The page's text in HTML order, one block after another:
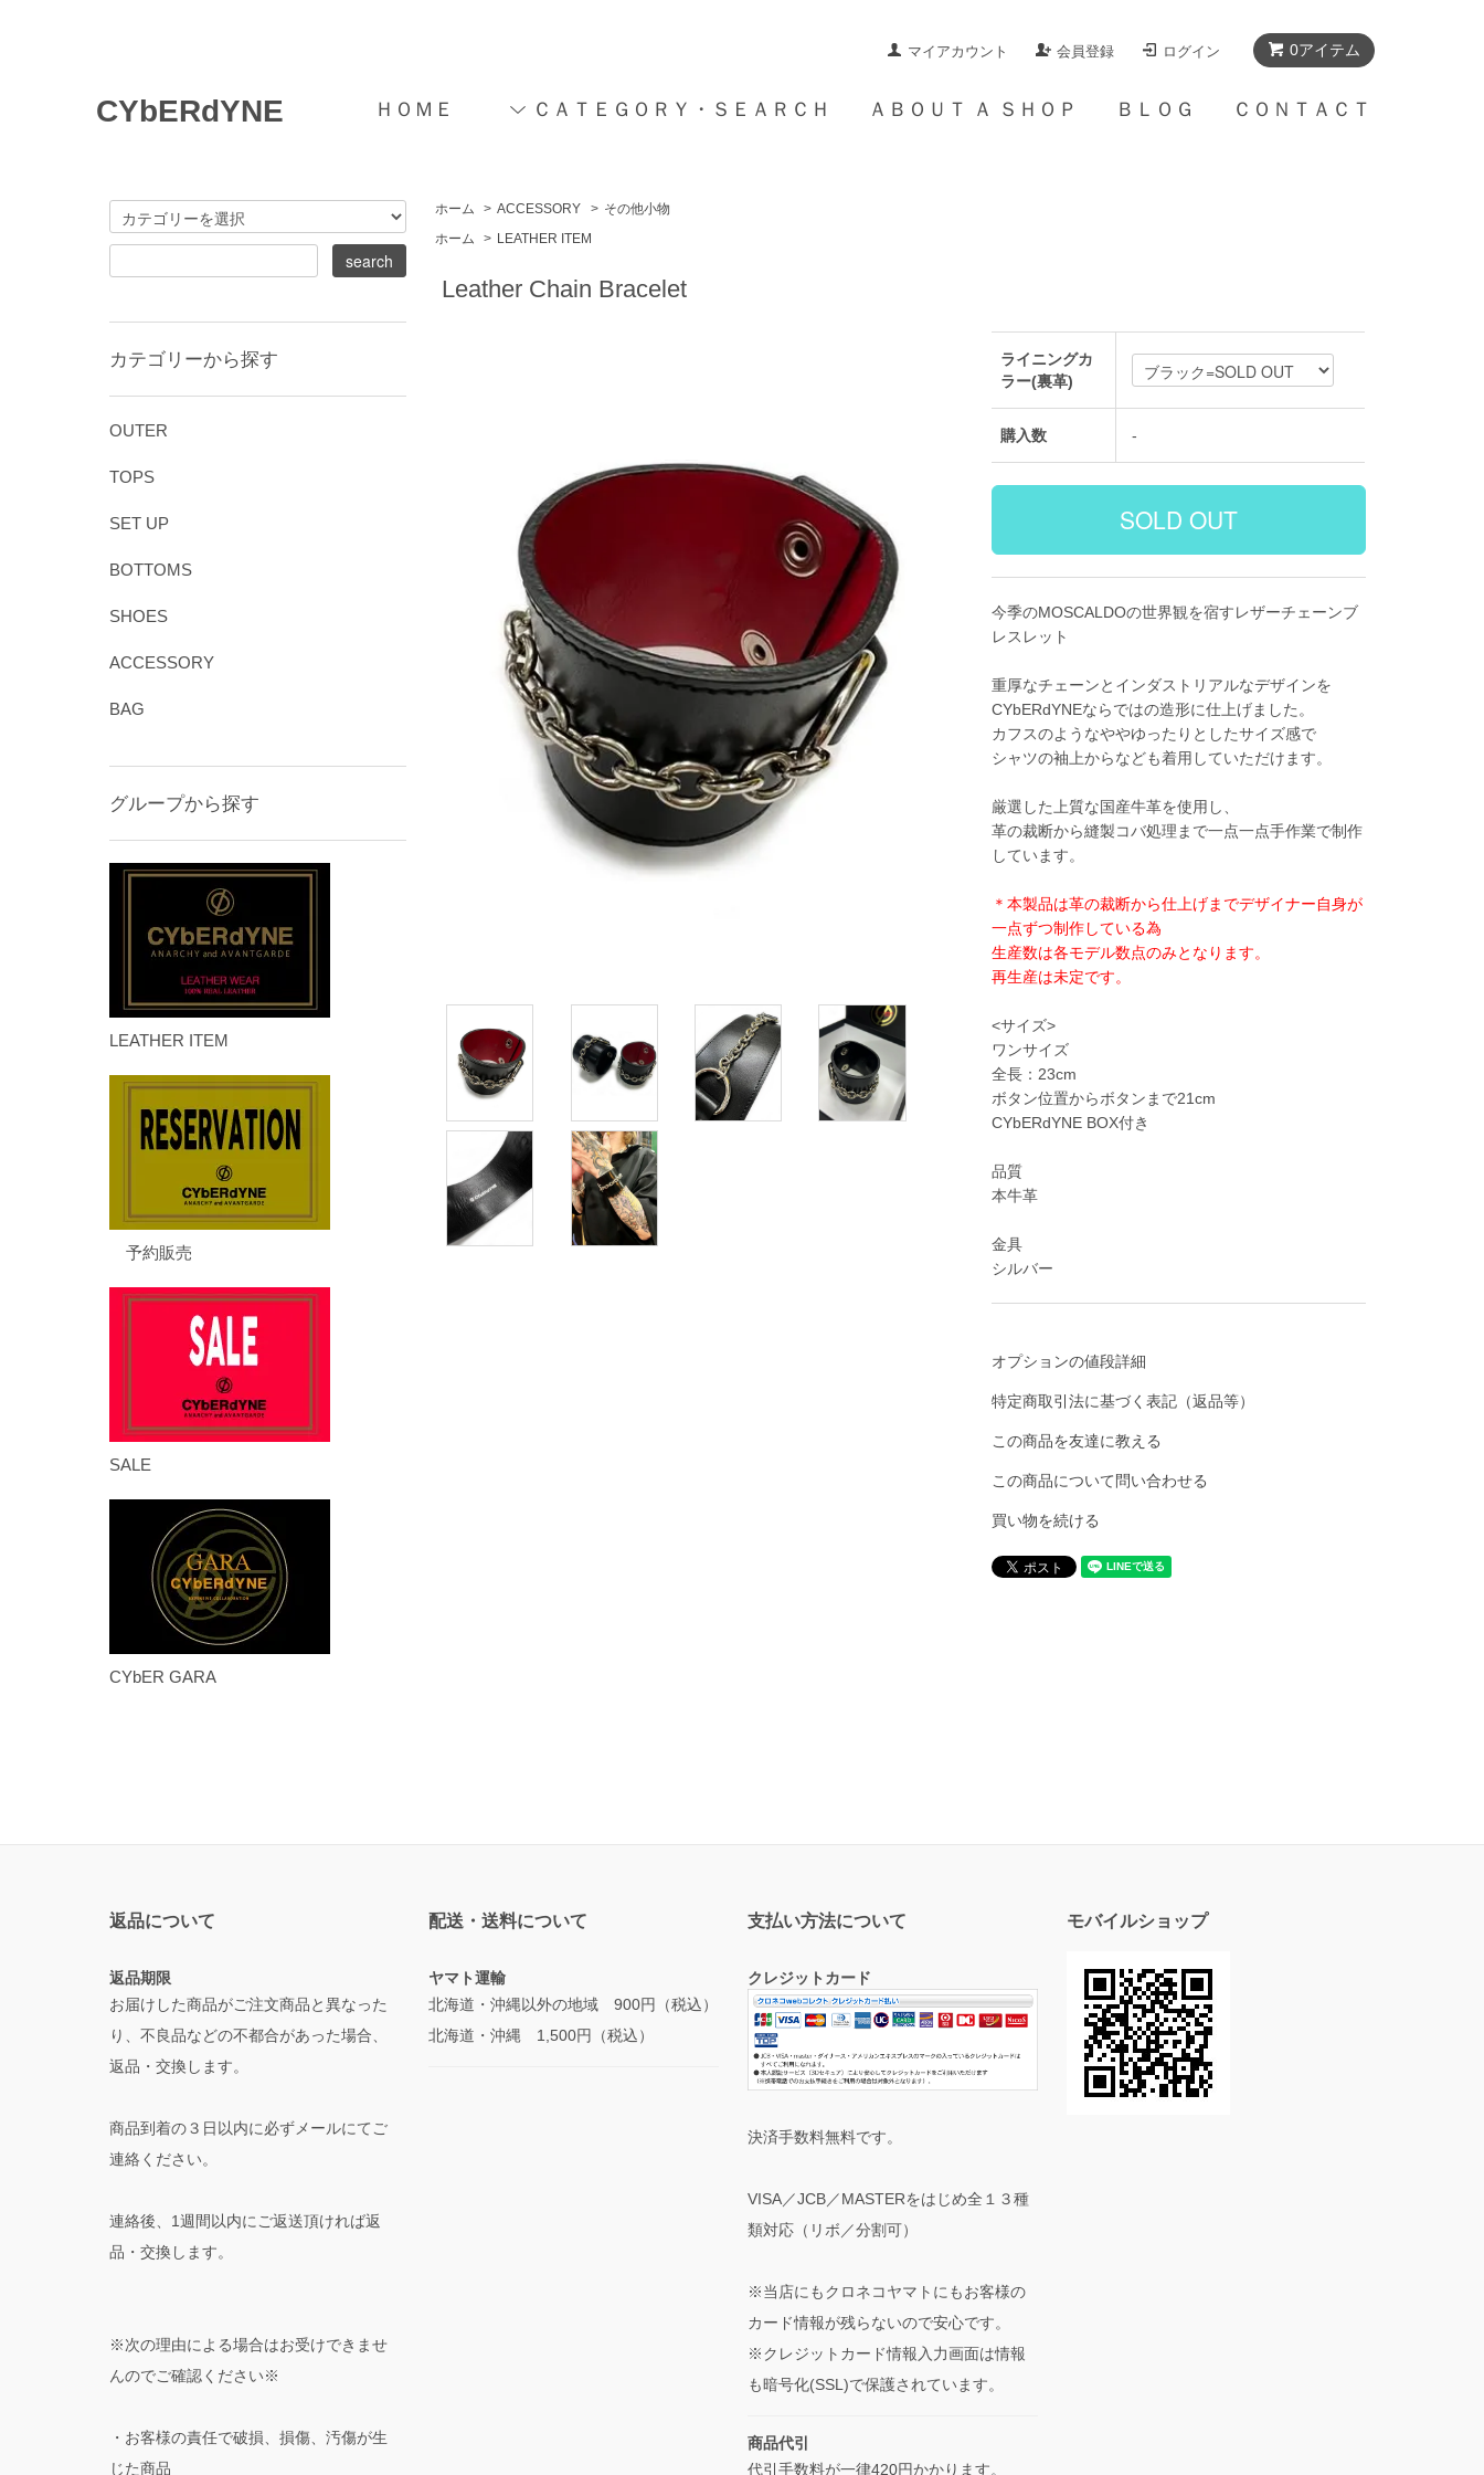
0アイテム
マイアカウント 会員登録 ログイン
ＨＯＭＥ ＣＡＴＥＧＯＲＹ・ＳＥＡＲＣＨ ＡＢＯＵＴ Ａ ＳＨＯＰ ＢＬＯＧ ＣＯＮＴＡＣＴ
CYbERdYNE
ホーム > ACCESSORY > その他小物
ホーム
> LEATHER ITEM
Leather Chain Bracelet
ライニングカ
ラー(裏革)
購入数 -
今季のMOSCALDOの世界観を宿すレザーチェーンブ
レスレット
重厚なチェーンとインダストリアルなデザインを
CYbERdYNEならではの造形に仕上げました。
カフスのようなややゆったりとしたサイズ感で
シャツの袖上からなども着用していただけます。
厳選した上質な国産牛革を使用し、
革の裁断から縫製コバ処理まで一点一点手作業で制作
しています。
＊本製品は革の裁断から仕上げまでデザイナー自身が
一点ずつ制作している為
生産数は各モデル数点のみとなります。
再生産は未定です。
<サイズ>
ワンサイズ
全長：23cm
ボタン位置からボタンまで21cm
CYbERdYNE BOX付き
品質
本牛革
金具
シルバー
オプションの値段詳細
特定商取引法に基づく表記（返品等）
この商品を友達に教える
この商品について問い合わせる
買い物を続ける
カテゴリーから探す
OUTER
TOPS
SET UP
BOTTOMS
SHOES
ACCESSORY
BAG
グループから探す
LEATHER ITEM
予約販売
SALE
CYbER GARA
返品について
返品期限
お届けした商品がご注文商品と異なった
り、不良品などの不都合があった場合、
返品・交換します。
商品到着の３日以内に必ずメールにてご
連絡ください。
連絡後、1週間以内にご返送頂ければ返
品・交換します。
※次の理由による場合はお受けできませ
んのでご確認ください※
・お客様の責任で破損、損傷、汚傷が生
じた商品
配送・送料について
ヤマト運輸
北海道・沖縄以外の地域 900円（税込）
北海道・沖縄 1,500円（税込）
支払い方法について
クレジットカード
決済手数料無料です。
VISA／JCB／MASTERをはじめ全１３種
類対応（リボ／分割可）
※当店にもクロネコヤマトにもお客様の
カード情報が残らないので安心です。
※クレジットカード情報入力画面は情報
も暗号化(SSL)で保護されています。
商品代引
代引手数料が一律420円かかります。
モバイルショップ